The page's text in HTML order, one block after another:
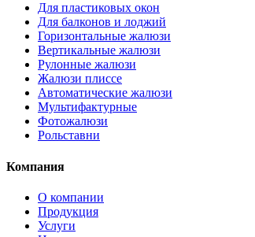
Для пластиковых окон
Для балконов и лоджий
Горизонтальные жалюзи
Вертикальные жалюзи
Рулонные жалюзи
Жалюзи плиссе
Автоматические жалюзи
Мультифактурные
Фотожалюзи
Рольставни
Компания
О компании
Продукция
Услуги